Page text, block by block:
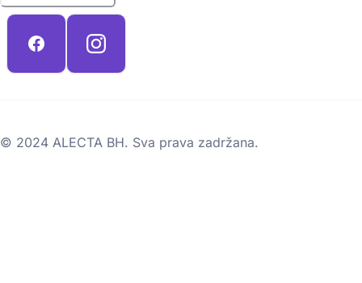
© 2024 ALECTA BH. Sva prava zadržana.